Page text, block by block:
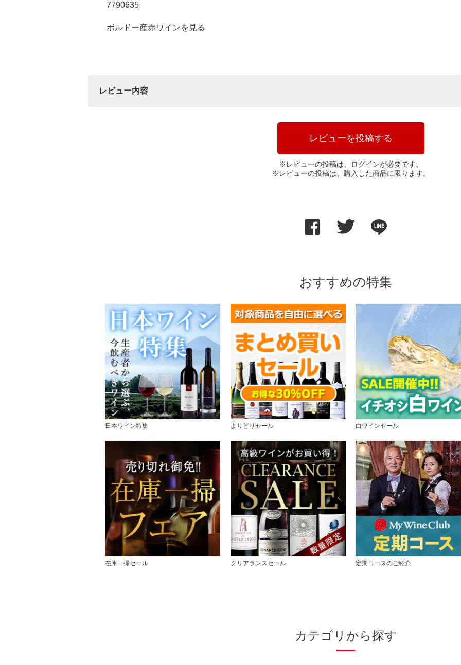
7790635
ボルドー産赤ワインを見る
レビュー内容
レビューを投稿する
※レビューの投稿は、ログインが必要です。
※レビューの投稿は、購入した商品に限ります。
おすすめの特集
日本ワイン特集 よりどりセール 白ワインセール
在庫一掃セール クリアランスセール 定期コースのご紹介
カテゴリから探す